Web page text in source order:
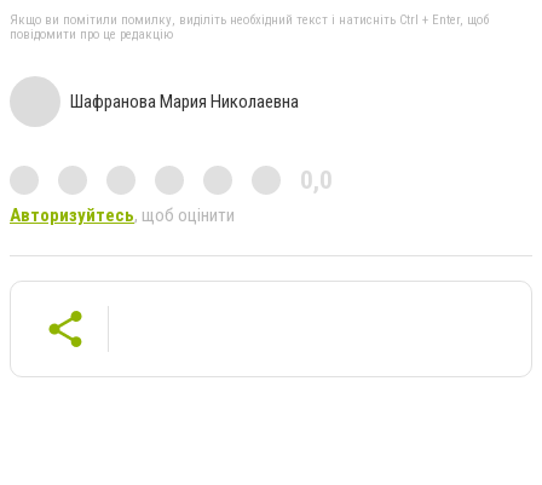
Якщо ви помітили помилку, виділіть необхідний текст і натисніть Ctrl + Enter, щоб
повідомити про це редакцію
Шафранова Мария Николаевна
0,0
Авторизуйтесь, щоб оцінити